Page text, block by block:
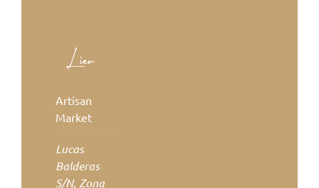
Lieu
Artisan
Market
Lucas
Balderas
S/N, Zona